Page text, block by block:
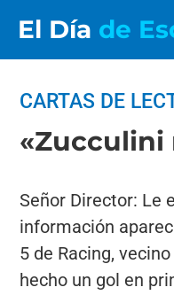
El Día de
CARTAS DE
«Zucculini
Señor Director: Le
información
5 de Racing,
hecho un gol en